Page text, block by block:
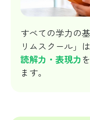
すべての学力の
リムスクール」は
読解力・表現力
ます。